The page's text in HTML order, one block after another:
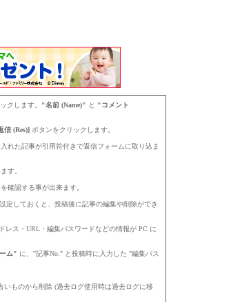
クします。 "名前 (Name)" と "コメント
信 (Res)] ボタンをクリックします。
れた記事が引用符付きで返信フォームに取り込ま
す。
確認する事が出来ます。
定しておくと、投稿後に記事の編集や削除ができ
レス・URL・編集パスワードなどの情報が PC に
ム" に、"記事No." と投稿時に入力した "編集パス
いものから削除 (過去ログ使用時は過去ログに移